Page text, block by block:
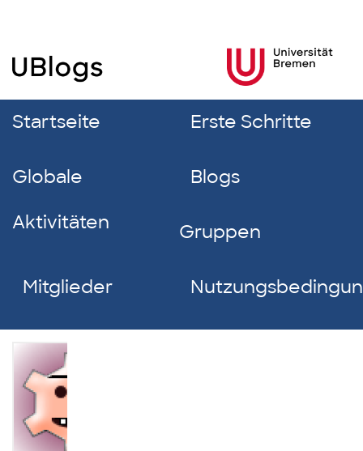
Startseite Erste Schritte
Globale
Aktivitäten
Blogs
Gruppen
Mitglieder